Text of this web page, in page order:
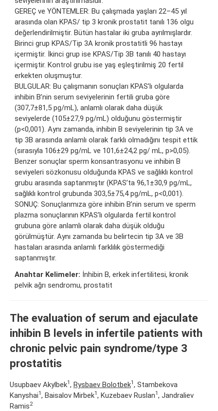
GEREÇ ve YÖNTEMLER: Bu çalışmada yaşları 22–45 yıl
arasında olan KPAS/ tip 3 kronik prostatit tanılı 136 olgu
değerlendirilmiştir. Bütün hastalar iki gruba ayrılmışlardır.
Birinci grup KPAS/Tip 3A kronik prostatitli 96 hastayı
içermiştir. İkinci grup ise KPAS/Tip 3B tanılı 40 hastayı
içermiştir. Kontrol grubu ise yaş eşleştirilmiş 20 fertil
erkekten oluşmuştur.
BULGULAR: Bu çalışmanın sonuçları KPAS’lı olgularda
inhibin B’nin serum seviyelerinin fertili gruba göre
(307,7±81,5 pg/mL), anlamlı olarak daha düşük
seviyelerde (105±27,9 pg/mL) olduğunu göstermiştir
(p<0,001). Aynı zamanda, inhibin B seviyelerinin tip 3A ve
tip 3B arasında anlamlı olarak farklı olmadığını tespit ettik
(sırasıyla 106±29 pg/mL ve 101,6±24,2 pg/ mL, p>0,05).
Benzer sonuçlar sperm konsantrasyonu ve inhibin B
seviyeleri sözkonusu olduğunda KPAS ve sağlıklı kontrol
grubu arasında saptanmıştır (KPAS’ta 96,1±30,9 pg/mL,
sağlıklı kontrol grubunda 303,5±75,4 pg/mL, p<0,001).
SONUÇ: Sonuçlarımıza göre inhibin B’nin serum ve sperm
plazma sonuçlarının KPAS’lı olgularda fertil kontrol
grubuna göre anlamlı olarak daha düşük olduğu
görülmüştür. Aynı zamanda bu belirtecin tip 3A ve 3B
hastaları arasında anlamlı farklılık göstermediği
saptanmıştır.
Anahtar Kelimeler: İnhibin B, erkek infertilitesi, kronik
pelvik ağrı sendromu, prostatit
The evaluation of serum and ejaculate
inhibin B levels in infertile patients with
chronic pelvic pain syndrome/type 3
prostatitis
Usupbaev Akylbek1 , Rysbaev Bolotbek1 , Stambekova
Kanyshai1 , Baisalov Mirbek1 , Kuzebaev Ruslan1 , Jandraliev
Ramis2